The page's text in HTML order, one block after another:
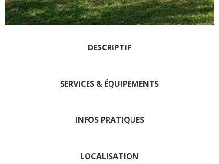
Rouquier en Goutrens
« Nuestros campos antes »
Las ferias y mercados
DESCRIPTIF
SERVICES & ÉQUIPEMENTS
INFOS PRATIQUES
LOCALISATION